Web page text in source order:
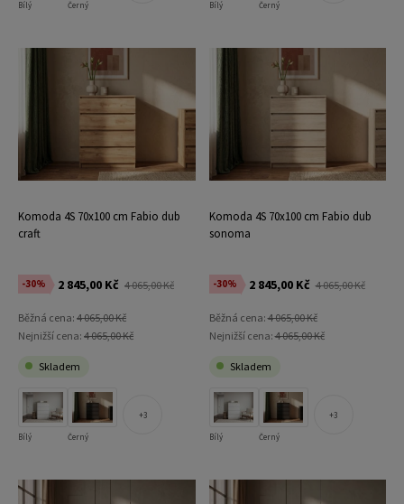
Bílý Černý Bílý Černý
Komoda 4S 70x100 cm Fabio dub
craft
-30% 2 845,00 Kč 4 065,00 Kč
Běžná cena: 4 065,00 Kč
Nejnižší cena: 4 065,00 Kč
Skladem
Bílý Černý
3
Komoda 4S 70x100 cm Fabio dub
sonoma
-30% 2 845,00 Kč 4 065,00 Kč
Běžná cena:4 065,00 Kč
Nejnižší cena:4 065,00 Kč
Skladem
Bílý Černý
3